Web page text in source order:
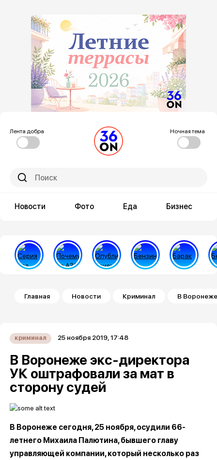
Лента добра Ночная тема
Новости Фото Еда Бизнес
Строка навигации
Главная Новости Криминал В
криминал 25 ноября 2019, 17:48
В Воронеже экс-директора
УК оштрафовали за мат в
сторону судей
В Воронеже сегодня, 25 ноября, осудили 66-
летнего Михаила Палютина, бывшего главу
управляющей компании, который несколько раз